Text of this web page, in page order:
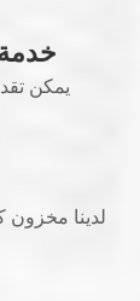
يمكن
لدينا مخزون